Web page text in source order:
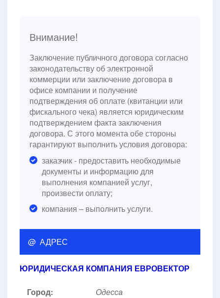
Внимание!
Заключение публичного договора согласно
законодательству об электронной
коммерции или заключение договора в
офисе компании и получение
подтверждения об оплате (квитанции или
фискального чека) является юридическим
подтверждением факта заключения
договора. С этого момента обе стороны
гарантируют выполнить условия договора:
заказчик - предоставить необходимые
документы и информацию для
выполнения компанией услуг,
произвести оплату;
компания – выполнить услуги.
@ АДРЕС
ЮРИДИЧЕСКАЯ КОМПАНИЯ ЕВРОВЕКТОР
Город:
Одесса